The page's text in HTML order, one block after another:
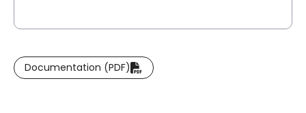
Documentation (PDF)